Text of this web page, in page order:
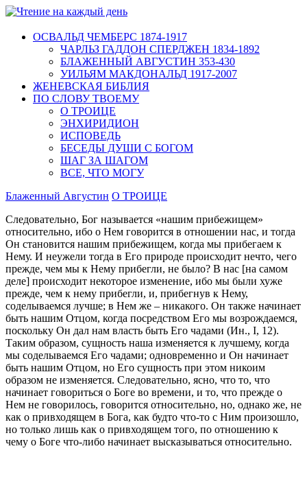
ОСВАЛЬД ЧЕМБЕРС 1874-1917
ЧАРЛЬЗ ГАДДОН СПЕРДЖЕН 1834-1892
БЛАЖЕННЫЙ АВГУСТИН 353-430
УИЛЬЯМ МАКДОНАЛЬД 1917-2007
ЖЕНЕВСКАЯ БИБЛИЯ
ПО СЛОВУ ТВОЕМУ
О ТРОИЦЕ
ЭНХИРИДИОН
ИСПОВЕДЬ
БЕСЕДЫ ДУШИ С БОГОМ
ШАГ ЗА ШАГОМ
ВСЕ, ЧТО МОГУ
Блаженный Августин О ТРОИЦЕ
Следовательно, Бог называется «нашим прибежищем»
относительно, ибо о Нем говорится в отношении нас, и тогда
Он становится нашим прибежищем, когда мы прибегаем к
Нему. И неужели тогда в Его природе происходит нечто, чего
прежде, чем мы к Нему прибегли, не было? В нас [на самом
деле] происходит некоторое изменение, ибо мы были хуже
прежде, чем к нему прибегли, и, прибегнув к Нему,
соделываемся лучше; в Нем же – никакого. Он также начинает
быть нашим Отцом, когда посредством Его мы возрождаемся,
поскольку Он дал нам власть быть Его чадами (Ин., I, 12).
Таким образом, сущность наша изменяется к лучшему, когда
мы соделываемся Его чадами; одновременно и Он начинает
быть нашим Отцом, но Его сущность при этом никоим
образом не изменяется. Следовательно, ясно, что то, что
начинает говориться о Боге во времени, и то, что прежде о
Нем не говорилось, говорится относительно, но, однако же, не
как о привходящем в Бога, как будто что‑то с Ним произошло,
но только лишь как о привходящем того, по отношению к
чему о Боге что‑либо начинает высказываться относительно.